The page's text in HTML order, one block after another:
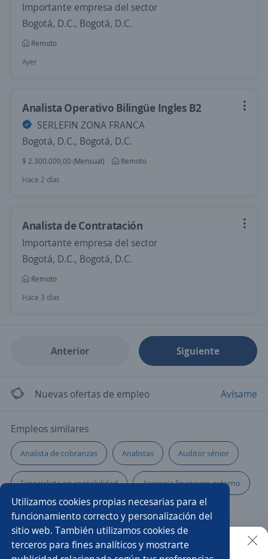
Utilizamos cookies propias necesarias para el
funcionamiento correcto y personalización del
sitio web. También utilizamos cookies de
terceros para fines analíticos y mostrarte
Importante empresa del sector
Bogotá, D.C., Bogotá, D.C.
Remoto
Ayer
Analista Operativo Bilingüe Ingles B2
SERLEFIN ZONA FRANCA
Bogotá, D.C., Bogotá, D.C.
$ 2.300.000,00 (Mensual)
Remoto
Hace 2 días
Analista de Contratación
Importante empresa del sector
Bogotá, D.C., Bogotá, D.C.
Remoto
Hace 3 días
Anterior Siguiente
Nuevas ofertas de empleo Avísame
Empleos similares
Analista de cobranzas Analistas Auditor sénior
Especialista en contabilidad Asesor/a financiero externo
Especialista en inventarios Oficial administrativo
Analista de costos Analista financiero